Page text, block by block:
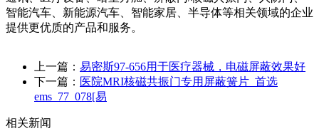
智能汽车、新能源汽车、智能家居、半导体等相关领域的企业
提供更优质的产品和服务。
上一篇： 易密斯97-656用于医疗器械，电磁屏蔽效果好
下一篇： 医院MRI核磁共振门专用屏蔽簧片_首选
ems_77_078[易
相关新闻